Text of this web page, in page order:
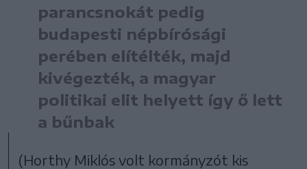
parancsnokát pedig
budapesti népbírósági
perében elítélték, majd
kivégezték, a magyar
politikai elit helyett így ő lett
a bűnbak
(Horthy Miklós volt kormányzót kis